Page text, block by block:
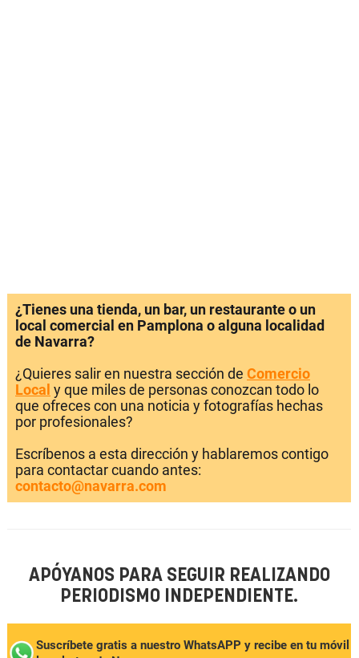
¿Tienes una tienda, un bar, un restaurante o un
local comercial en Pamplona o alguna localidad
de Navarra?
¿Quieres salir en nuestra sección de Comercio
Local y que miles de personas conozcan todo lo
que ofreces con una noticia y fotografías hechas
por profesionales?
Escríbenos a esta dirección y hablaremos contigo
para contactar cuando antes:
contacto@navarra.com
APÓYANOS PARA SEGUIR REALIZANDO
PERIODISMO INDEPENDIENTE.
Suscríbete gratis a nuestro WhatsAPP y recibe en tu móvil